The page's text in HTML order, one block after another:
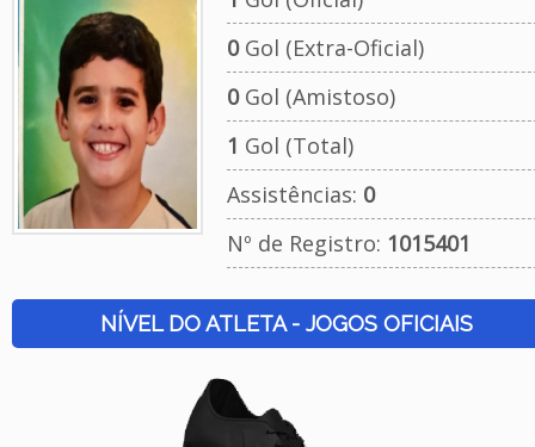
0Gol (Extra-Oficial)
0Gol (Amistoso)
1 Gol (Total)
Assistências: 0
Nº de Registro: 1015401
NÍVEL DO ATLETA - JOGOS OFICIAIS